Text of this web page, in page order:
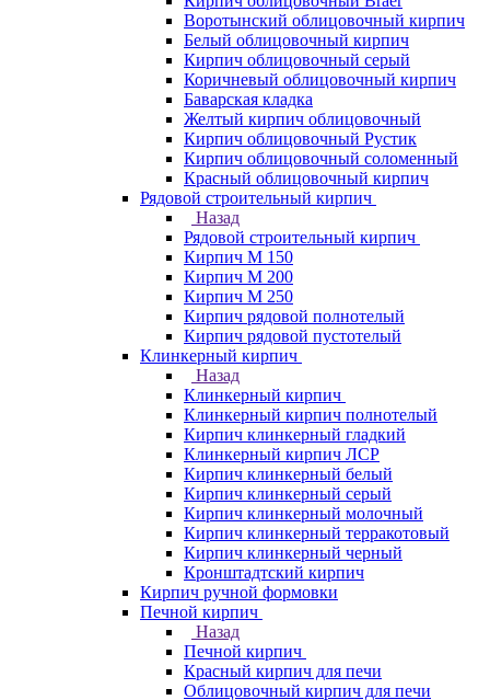
Воротынский облицовочный кирпич
Белый облицовочный кирпич
Кирпич облицовочный серый
Коричневый облицовочный кирпич
Баварская кладка
Желтый кирпич облицовочный
Кирпич облицовочный Рустик
Кирпич облицовочный соломенный
Красный облицовочный кирпич
Рядовой строительный кирпич
Назад
Рядовой строительный кирпич
Кирпич М 150
Кирпич М 200
Кирпич М 250
Кирпич рядовой полнотелый
Кирпич рядовой пустотелый
Клинкерный кирпич
Назад
Клинкерный кирпич
Клинкерный кирпич полнотелый
Кирпич клинкерный гладкий
Клинкерный кирпич ЛСР
Кирпич клинкерный белый
Кирпич клинкерный серый
Кирпич клинкерный молочный
Кирпич клинкерный терракотовый
Кирпич клинкерный черный
Кронштадтский кирпич
Кирпич ручной формовки
Печной кирпич
Назад
Печной кирпич
Красный кирпич для печи
Облицовочный кирпич для печи